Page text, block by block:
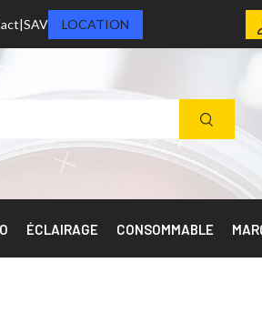
SAV LOCATION
ÉCLAIRAGE CONSOMMABLE